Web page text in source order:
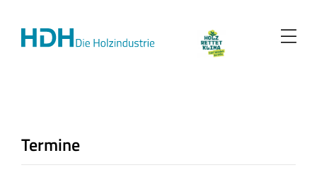
Inhalt
springen
Termine